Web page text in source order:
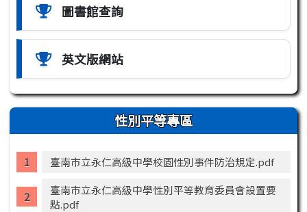
圖書館查詢
英文版網站
性別平等專區
臺南市立永仁高級中學校園性別事件防治規定.pdf
臺南市立永仁高級中學性別平等教育委員會設置要
點.pdf